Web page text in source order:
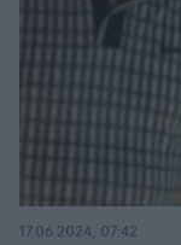
17.06.2024, 07:42